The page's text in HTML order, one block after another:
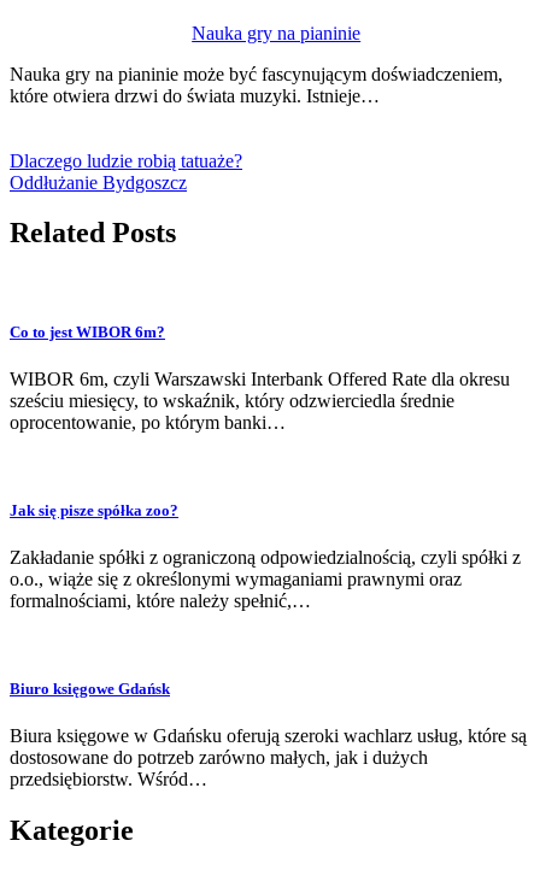
Nauka gry na pianinie
Nauka gry na pianinie może być fascynującym doświadczeniem,
które otwiera drzwi do świata muzyki. Istnieje…
Dlaczego ludzie robią tatuaże?
Oddłużanie Bydgoszcz
Related Posts
Co to jest WIBOR 6m?
WIBOR 6m, czyli Warszawski Interbank Offered Rate dla okresu
sześciu miesięcy, to wskaźnik, który odzwierciedla średnie
oprocentowanie, po którym banki…
Jak się pisze spółka zoo?
Zakładanie spółki z ograniczoną odpowiedzialnością, czyli spółki z
o.o., wiąże się z określonymi wymaganiami prawnymi oraz
formalnościami, które należy spełnić,…
Biuro księgowe Gdańsk
Biura księgowe w Gdańsku oferują szeroki wachlarz usług, które są
dostosowane do potrzeb zarówno małych, jak i dużych
przedsiębiorstw. Wśród…
Kategorie